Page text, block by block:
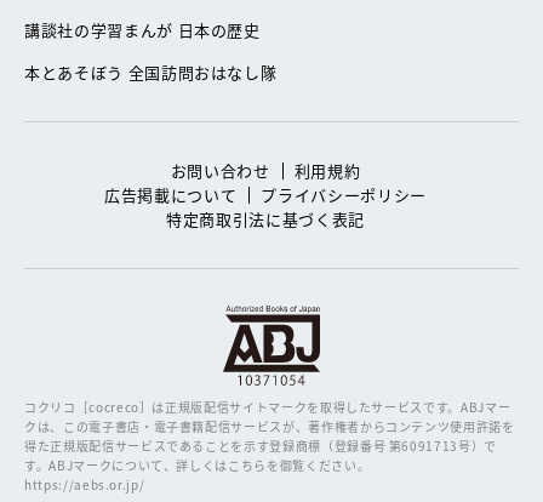
講談社の学習まんが 日本の歴史
本とあそぼう 全国訪問おはなし隊
お問い合わせ
利用規約
広告掲載について
プライバシーポリシー
特定商取引法に基づく表記
コクリコ［cocreco］は正規版配信サイトマークを取得したサービスです。ABJマー
クは、この電子書店・電子書籍配信サービスが、著作権者からコンテンツ使用許諾を
得た正規版配信サービスであることを示す登録商標（登録番号 第6091713号）で
す。ABJマークについて、詳しくはこちらを御覧ください。
https://aebs.or.jp/